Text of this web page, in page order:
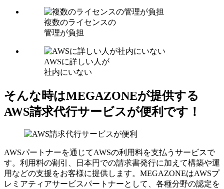
複数のライセンスの
管理が負担
AWSに詳しい人が
社内にいない
そんな時はMEGAZONEが提供する
AWS請求代行サービスが便利です！
AWSパートナーを通じてAWSの利用料を支払うサービスで
す。利用料の割引、日本円での請求書発行に加えて構築や運
用などの支援をお客様に提供します。MEGAZONEはAWSプ
レミアティアサービスパートナーとして、各種分野の認定を